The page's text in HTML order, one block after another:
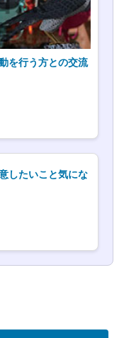
を行う方との交流
したいこと気にな